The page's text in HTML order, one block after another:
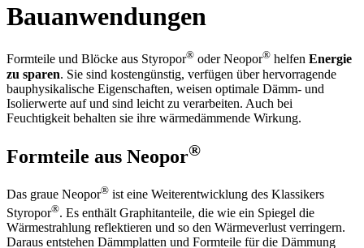
Bauanwendungen
Formteile und Blöcke aus Styropor® oder Neopor® helfen Energie
zu sparen. Sie sind kostengünstig, verfügen über hervorragende
bauphysikalische Eigenschaften, weisen optimale Dämm- und
Isolierwerte auf und sind leicht zu verarbeiten. Auch bei
Feuchtigkeit behalten sie ihre wärmedämmende Wirkung.
Formteile aus Neopor®
Das graue Neopor® ist eine Weiterentwicklung des Klassikers
Styropor®. Es enthält Graphitanteile, die wie ein Spiegel die
Wärmestrahlung reflektieren und so den Wärmeverlust verringern.
Daraus entstehen Dämmplatten und Formteile für die Dämmung